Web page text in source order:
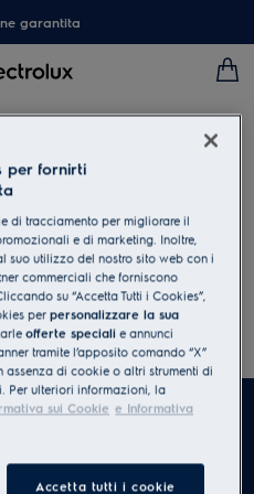
garantita
specifico modello, vai su "trova
per fornirti
di tracciamento per migliorare il
e di marketing. Inoltre,
utilizzo del nostro sito web con i
commerciali che forniscono
su “Accetta Tutti i Cookies”,
perpersonalizzare la sua
offerte speciali e annunci
tramite l’apposito comando “X”
di cookie o altri strumenti di
Per ulteriori informazioni, la
sui Cookie e Informativa
Accetta tutti i cookie